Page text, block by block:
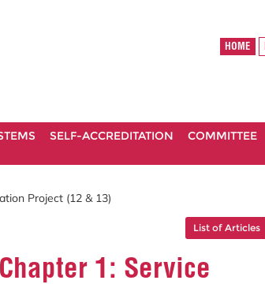
HOME
SELF-ACCREDITATION COMMITTEE
Project (12 & 13)
List of Articles
1: Service